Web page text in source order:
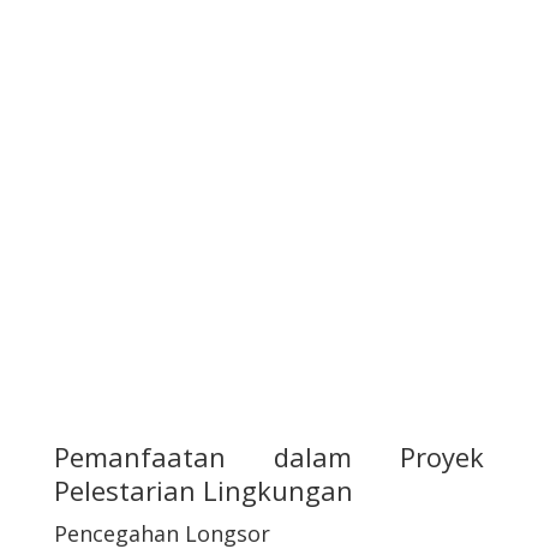
Pemanfaatan dalam Proyek
Pelestarian Lingkungan
Pencegahan Longsor